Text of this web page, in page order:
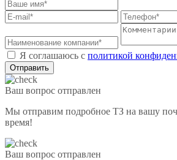
Я соглашаюсь с политикой
Отправить
Ваш вопрос отправлен
Мы отправим подробное ТЗ на вашу
время!
Ваш вопрос отправлен